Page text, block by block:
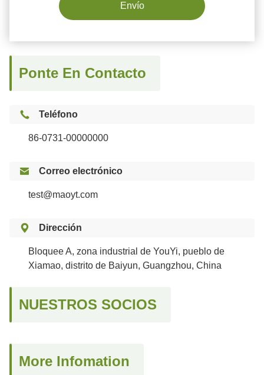
Envío
Ponte En Contacto
Teléfono
86-0731-00000000
 Correo electrónico
test@maoyt.com
 Dirección
Bloquee A, zona industrial de YouYi, pueblo de
Xiamao, distrito de Baiyun, Guangzhou, China
NUESTROS SOCIOS
More Infomation